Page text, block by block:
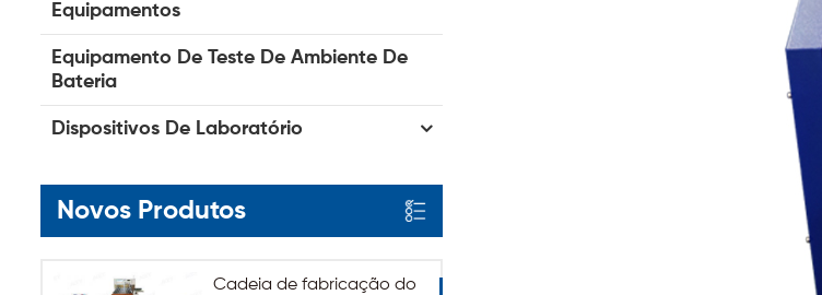
Equipamentos
Equipamento De Teste De Ambiente De
Bateria
Dispositivos De Laboratório
Novos Produtos
Cadeia de fabricação do